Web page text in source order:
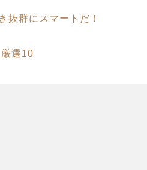
抜群にスマートだ！
選10